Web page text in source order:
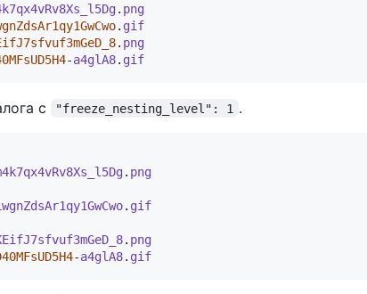
. png
. gif
. png
-a4glA8. gif
с "freeze_nesting_level": 1 .
. png
. gif
. png
-a4glA8. gif